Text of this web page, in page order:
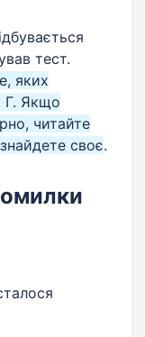
тест.
яких
Г. Якщо
читайте
своє.